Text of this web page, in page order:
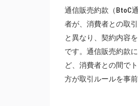
通信販売約款（BtoC
者が、消費者との取
と異なり、契約内容
です。通信販売約款
ど、消費者との間で
方が取引ルールを事